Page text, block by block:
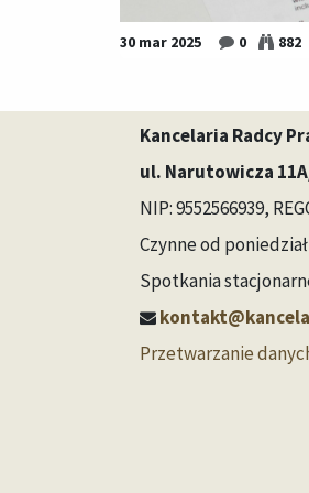
30 mar 2025 0 882
Kancelaria Radcy
ul. Narutowicza
NIP: 9552566939,
Czynne od
Spotkania
Przetwarzanie